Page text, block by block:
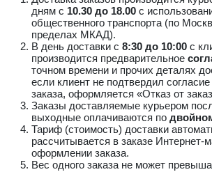
дням с 10.30 до 18.00 с
общественного транспорта (по
пределах МКАД).
В день доставки с 8:30 до 10:00 с
производится предварительное
точном времени и прочих деталях
если клиент не подтвердил
заказа, оформляется «Отказ от
Заказы доставляемые курьером
выходные оплачиваются по
Тариф (стоимость) доставки
рассчитывается в заказе Интернет-
оформлении заказа.
Вес одного заказа не может